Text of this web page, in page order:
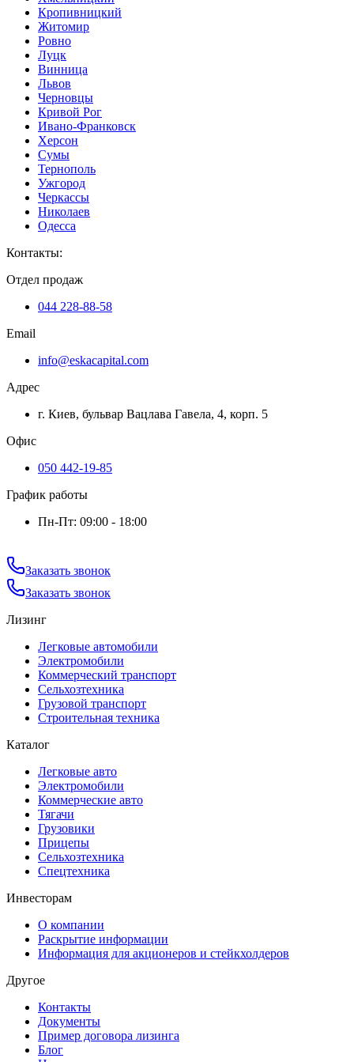
Кропивницкий
Житомир
Ровно
Луцк
Винница
Львов
Черновцы
Кривой Рог
Ивано-Франковск
Херсон
Сумы
Тернополь
Ужгород
Черкассы
Николаев
Одесса
Контакты:
Отдел продаж
044 228-88-58
Email
info@eskacapital.com
Адрес
г. Киев, бульвар Вацлава Гавела, 4, корп. 5
Офис
050 442-19-85
График работы
Пн-Пт: 09:00 - 18:00
Заказать звонок
Заказать звонок
Лизинг
Легковые автомобили
Электромобили
Коммерческий транспорт
Сельхозтехника
Грузовой транспорт
Строительная техника
Каталог
Легковые авто
Электромобили
Коммерческие авто
Тягачи
Грузовики
Прицепы
Сельхозтехника
Спецтехника
Инвесторам
О компании
Раскрытие информации
Информация для акционеров и стейкхолдеров
Другое
Контакты
Документы
Пример договора лизинга
Блог